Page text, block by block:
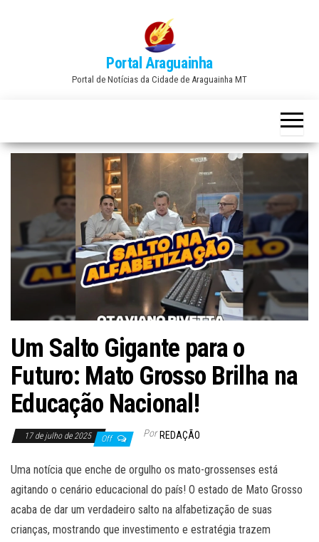
Portal Araguainha
Portal de Notícias da Cidade de Araguainha MT
Um Salto Gigante para o
Futuro: Mato Grosso Brilha na
Educação Nacional!
17 de julho de 2025 Off Por REDAÇÃO
Uma notícia que enche de orgulho os mato-grossenses está
agitando o cenário educacional do país! O estado de Mato Grosso
acaba de dar um verdadeiro salto na alfabetização de suas
crianças, mostrando que investimento e estratégia trazem